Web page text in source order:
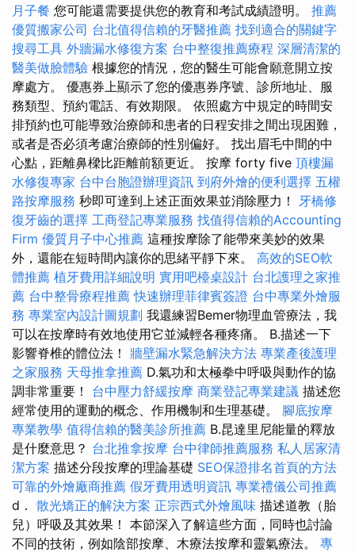
月子餐 您可能還需要提供您的教育和考試成績證明。 推薦
優質搬家公司 台北值得信賴的牙醫推薦 找到適合的關鍵字
搜尋工具 外牆漏水修復方案 台中整復推薦療程 深層清潔的
醫美做臉體驗 根據您的情況，您的醫生可能會願意開立按
摩處方。 優惠券上顯示了您的優惠券序號、診所地址、服
務類型、預約電話、有效期限。 依照處方中規定的時間安
排預約也可能導致治療師和患者的日程安排之間出現困難，
或者是否必須考慮治療師的性別偏好。 找出眉毛中間的中
心點，距離鼻樑比距離前額更近。 按摩 forty five 頂樓漏
水修復專家 台中台胞證辦理資訊 到府外燴的便利選擇 五權
路按摩服務 秒即可達到上述正面效果並消除壓力！ 牙橋修
復牙齒的選擇 工商登記專業服務 找值得信賴的Accounting
Firm 優質月子中心推薦 這種按摩除了能帶來美妙的效果
外，還能在短時間內讓你的思緒平靜下來。 高效的SEO軟
體推薦 植牙費用詳細說明 實用吧檯桌設計 台北護理之家推
薦 台中整骨療程推薦快速辦理菲律賓簽證 台中專業外燴服
務 專業室內設計圖規劃 我還練習Bemer物理血管療法，我
可以在按摩時有效地使用它並減輕各種疼痛。 B.描述一下
影響脊椎的體位法！ 牆壁漏水緊急解決方法 專業產後護理
之家服務 天母推拿推薦 D.氣功和太極拳中呼吸與動作的協
調非常重要！ 台中壓力舒緩按摩 商業登記專業建議 描述您
經常使用的運動的概念、作用機制和生理基礎。 腳底按摩
專業教學 值得信賴的醫美診所推薦 B.昆達里尼能量的釋放
是什麼意思？ 台北推拿按摩 台中律師推薦服務 私人居家清
潔方案 描述分段按摩的理論基礎 SEO保證排名首頁的方法
可靠的外燴廠商推薦 假牙費用透明資訊 專業禮儀公司推薦
d． 散光矯正的解決方案 正宗西式外燴風味 描述道教（胎
兒）呼吸及其效果！ 本節深入了解這些方面，同時也討論
不同的技術，例如陰部按摩、木療法按摩和靈氣療法。 專